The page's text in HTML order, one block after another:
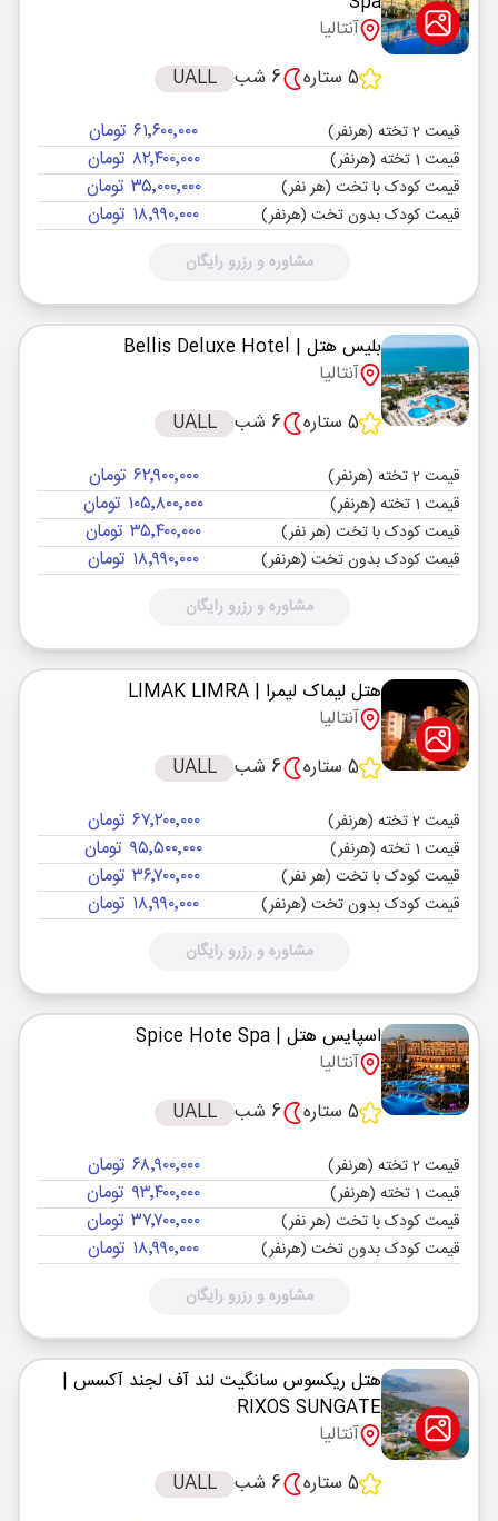
آنتالیا
5 ستاره
6 شب UALL
قیمت 2 تخته (هرنفر) ۶۱٬۶۰۰٬۰۰۰ تومان
قیمت 1 تخته (هرنفر) ۸۲٬۴۰۰٬۰۰۰ تومان
قیمت کودک با تخت (هر نفر) ۳۵٬۰۰۰٬۰۰۰ تومان
قیمت کودک بدون تخت (هرنفر) ۱۸٬۹۹۰٬۰۰۰ تومان
مشاوره و رزرو رایگان
بلیس هتل | Bellis Deluxe Hotel
آنتالیا
5 ستاره
6 شب UALL
قیمت 2 تخته (هرنفر) ۶۲٬۹۰۰٬۰۰۰ تومان
قیمت 1 تخته (هرنفر) ۱۰۵٬۸۰۰٬۰۰۰ تومان
قیمت کودک با تخت (هر نفر) ۳۵٬۴۰۰٬۰۰۰ تومان
قیمت کودک بدون تخت (هرنفر) ۱۸٬۹۹۰٬۰۰۰ تومان
مشاوره و رزرو رایگان
هتل لیماک لیمرا | LIMAK LIMRA
آنتالیا
5 ستاره
6 شب UALL
قیمت 2 تخته (هرنفر) ۶۷٬۲۰۰٬۰۰۰ تومان
قیمت 1 تخته (هرنفر) ۹۵٬۵۰۰٬۰۰۰ تومان
قیمت کودک با تخت (هر نفر) ۳۶٬۷۰۰٬۰۰۰ تومان
قیمت کودک بدون تخت (هرنفر) ۱۸٬۹۹۰٬۰۰۰ تومان
مشاوره و رزرو رایگان
اسپایس هتل | Spice Hote Spa
آنتالیا
5 ستاره
6 شب UALL
قیمت 2 تخته (هرنفر) ۶۸٬۹۰۰٬۰۰۰ تومان
قیمت 1 تخته (هرنفر) ۹۳٬۴۰۰٬۰۰۰ تومان
قیمت کودک با تخت (هر نفر) ۳۷٬۷۰۰٬۰۰۰ تومان
قیمت کودک بدون تخت (هرنفر) ۱۸٬۹۹۰٬۰۰۰ تومان
مشاوره و رزرو رایگان
هتل ریکسوس سانگیت لند آف لجند آکسس |
RIXOS SUNGATE
آنتالیا
5 ستاره
6 شب UALL